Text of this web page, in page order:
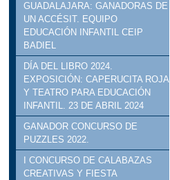
GUADALAJARA: GANADORAS DE
UN ACCÉSIT. EQUIPO
EDUCACIÓN INFANTIL CEIP
BADIEL
DÍA DEL LIBRO 2024.
EXPOSICIÓN: CAPERUCITA ROJA
Y TEATRO PARA EDUCACIÓN
INFANTIL. 23 DE ABRIL 2024
GANADOR CONCURSO DE
PUZZLES 2022.
I CONCURSO DE CALABAZAS
CREATIVAS Y FIESTA